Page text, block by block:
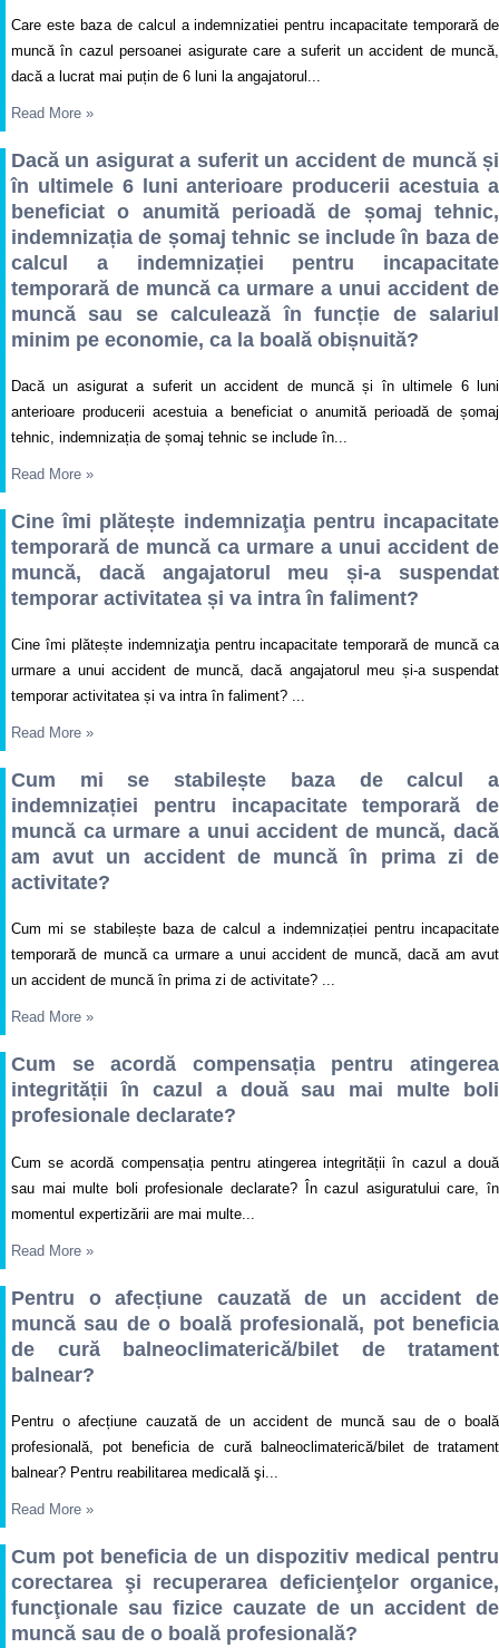
Care este baza de calcul a indemnizatiei pentru incapacitate temporară de
muncă în cazul persoanei asigurate care a suferit un accident de muncă,
dacă a lucrat mai puțin de 6 luni la angajatorul...
Read More »
Dacă un asigurat a suferit un accident de muncă și
în ultimele 6 luni anterioare producerii acestuia a
beneficiat o anumită perioadă de șomaj tehnic,
indemnizația de șomaj tehnic se include în baza de
calcul a indemnizației pentru incapacitate
temporară de muncă ca urmare a unui accident de
muncă sau se calculează în funcție de salariul
minim pe economie, ca la boală obișnuită?
Dacă un asigurat a suferit un accident de muncă și în ultimele 6 luni
anterioare producerii acestuia a beneficiat o anumită perioadă de șomaj
tehnic, indemnizația de șomaj tehnic se include în...
Read More »
Cine îmi plătește indemnizaţia pentru incapacitate
temporară de muncă ca urmare a unui accident de
muncă, dacă angajatorul meu și-a suspendat
temporar activitatea și va intra în faliment?
Cine îmi plătește indemnizaţia pentru incapacitate temporară de muncă ca
urmare a unui accident de muncă, dacă angajatorul meu și-a suspendat
temporar activitatea și va intra în faliment? ...
Read More »
Cum mi se stabilește baza de calcul a
indemnizației pentru incapacitate temporară de
muncă ca urmare a unui accident de muncă, dacă
am avut un accident de muncă în prima zi de
activitate?
Cum mi se stabilește baza de calcul a indemnizației pentru incapacitate
temporară de muncă ca urmare a unui accident de muncă, dacă am avut
un accident de muncă în prima zi de activitate? ...
Read More »
Cum se acordă compensația pentru atingerea
integrității în cazul a două sau mai multe boli
profesionale declarate?
Cum se acordă compensația pentru atingerea integrității în cazul a două
sau mai multe boli profesionale declarate? În cazul asiguratului care, în
momentul expertizării are mai multe...
Read More »
Pentru o afecțiune cauzată de un accident de
muncă sau de o boală profesională, pot beneficia
de cură balneoclimaterică/bilet de tratament
balnear?
Pentru o afecțiune cauzată de un accident de muncă sau de o boală
profesională, pot beneficia de cură balneoclimaterică/bilet de tratament
balnear? Pentru reabilitarea medicală şi...
Read More »
Cum pot beneficia de un dispozitiv medical pentru
corectarea şi recuperarea deficienţelor organice,
funcţionale sau fizice cauzate de un accident de
muncă sau de o boală profesională?